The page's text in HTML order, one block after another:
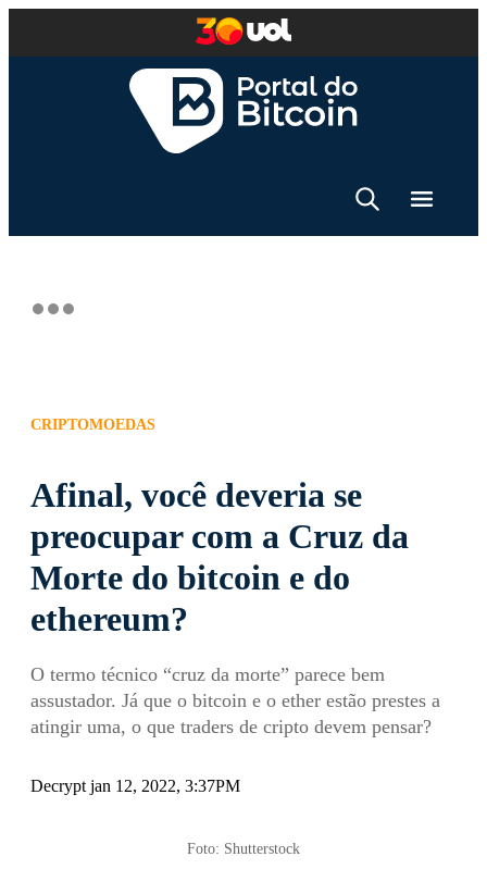
CRIPTOMOEDAS
Afinal, você deveria se
preocupar com a Cruz da
Morte do bitcoin e do
ethereum?
O termo técnico “cruz da morte” parece bem
assustador. Já que o bitcoin e o ether estão prestes a
atingir uma, o que traders de cripto devem pensar?
Decrypt jan 12, 2022, 3:37PM
Foto: Shutterstock